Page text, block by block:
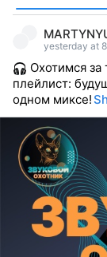
yesterday at
Охотимся за
плейлист:
одном миксе!